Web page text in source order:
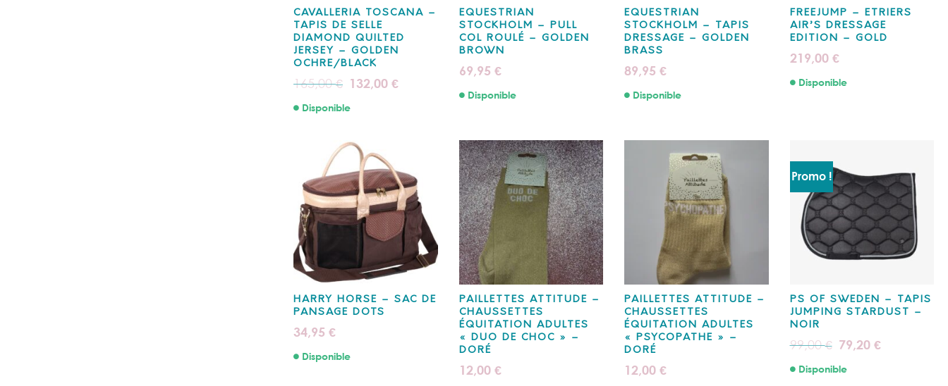
CAVALLERIA TOSCANA –
TAPIS DE SELLE
DIAMOND QUILTED
JERSEY – GOLDEN
OCHRE/BLACK
165,00€
Le
prix
était :
132,00€Le
prix
Disponible
EQUESTRIAN
STOCKHOLM – PULL
COL ROULÉ – GOLDEN
BROWN
69,95 €
Disponible
EQUESTRIAN
STOCKHOLM – TAPIS
DRESSAGE – GOLDEN
BRASS
89,95 €
Disponible
FREEJUMP – ETRIERS
AIR’S DRESSAGE
EDITION – GOLD
219,00 €
Disponible
HARRY HORSE – SAC DE
PANSAGE DOTS
34,95 €
Disponible
PAILLETTES ATTITUDE –
CHAUSSETTES
ÉQUITATION ADULTES
« DUO DE CHOC » –
DORÉ
12,00 €
PAILLETTES ATTITUDE –
CHAUSSETTES
ÉQUITATION ADULTES
« PSYCOPATHE » –
DORÉ
12,00 €
Promo !
PS OF SWEDEN – TAPIS
JUMPING STARDUST –
NOIR
99,00€
Le
prix
était :
79,20 €Le
prix
Disponible